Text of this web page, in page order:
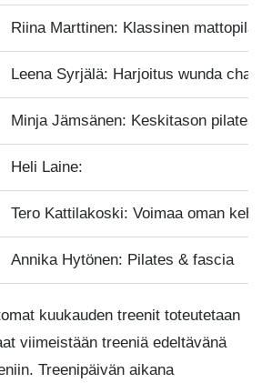
Riina Marttinen: Klassinen
Leena Syrjälä: Harjoitus wunda
Minja Jämsänen: Keskitason
Heli Laine:
Tero Kattilakoski: Voimaa oman
Annika Hytönen: Pilates & fascia
kuukauden treenit toteutetaan
viimeistään treeniä edeltävänä
Treenipäivän aikana